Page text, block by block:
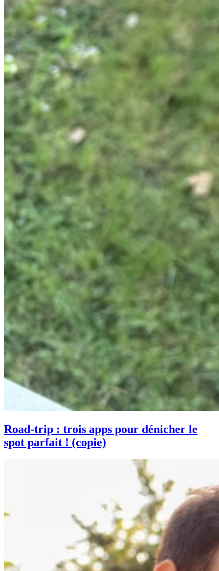
Road-trip : trois apps pour dénicher le
spot parfait ! (copie)